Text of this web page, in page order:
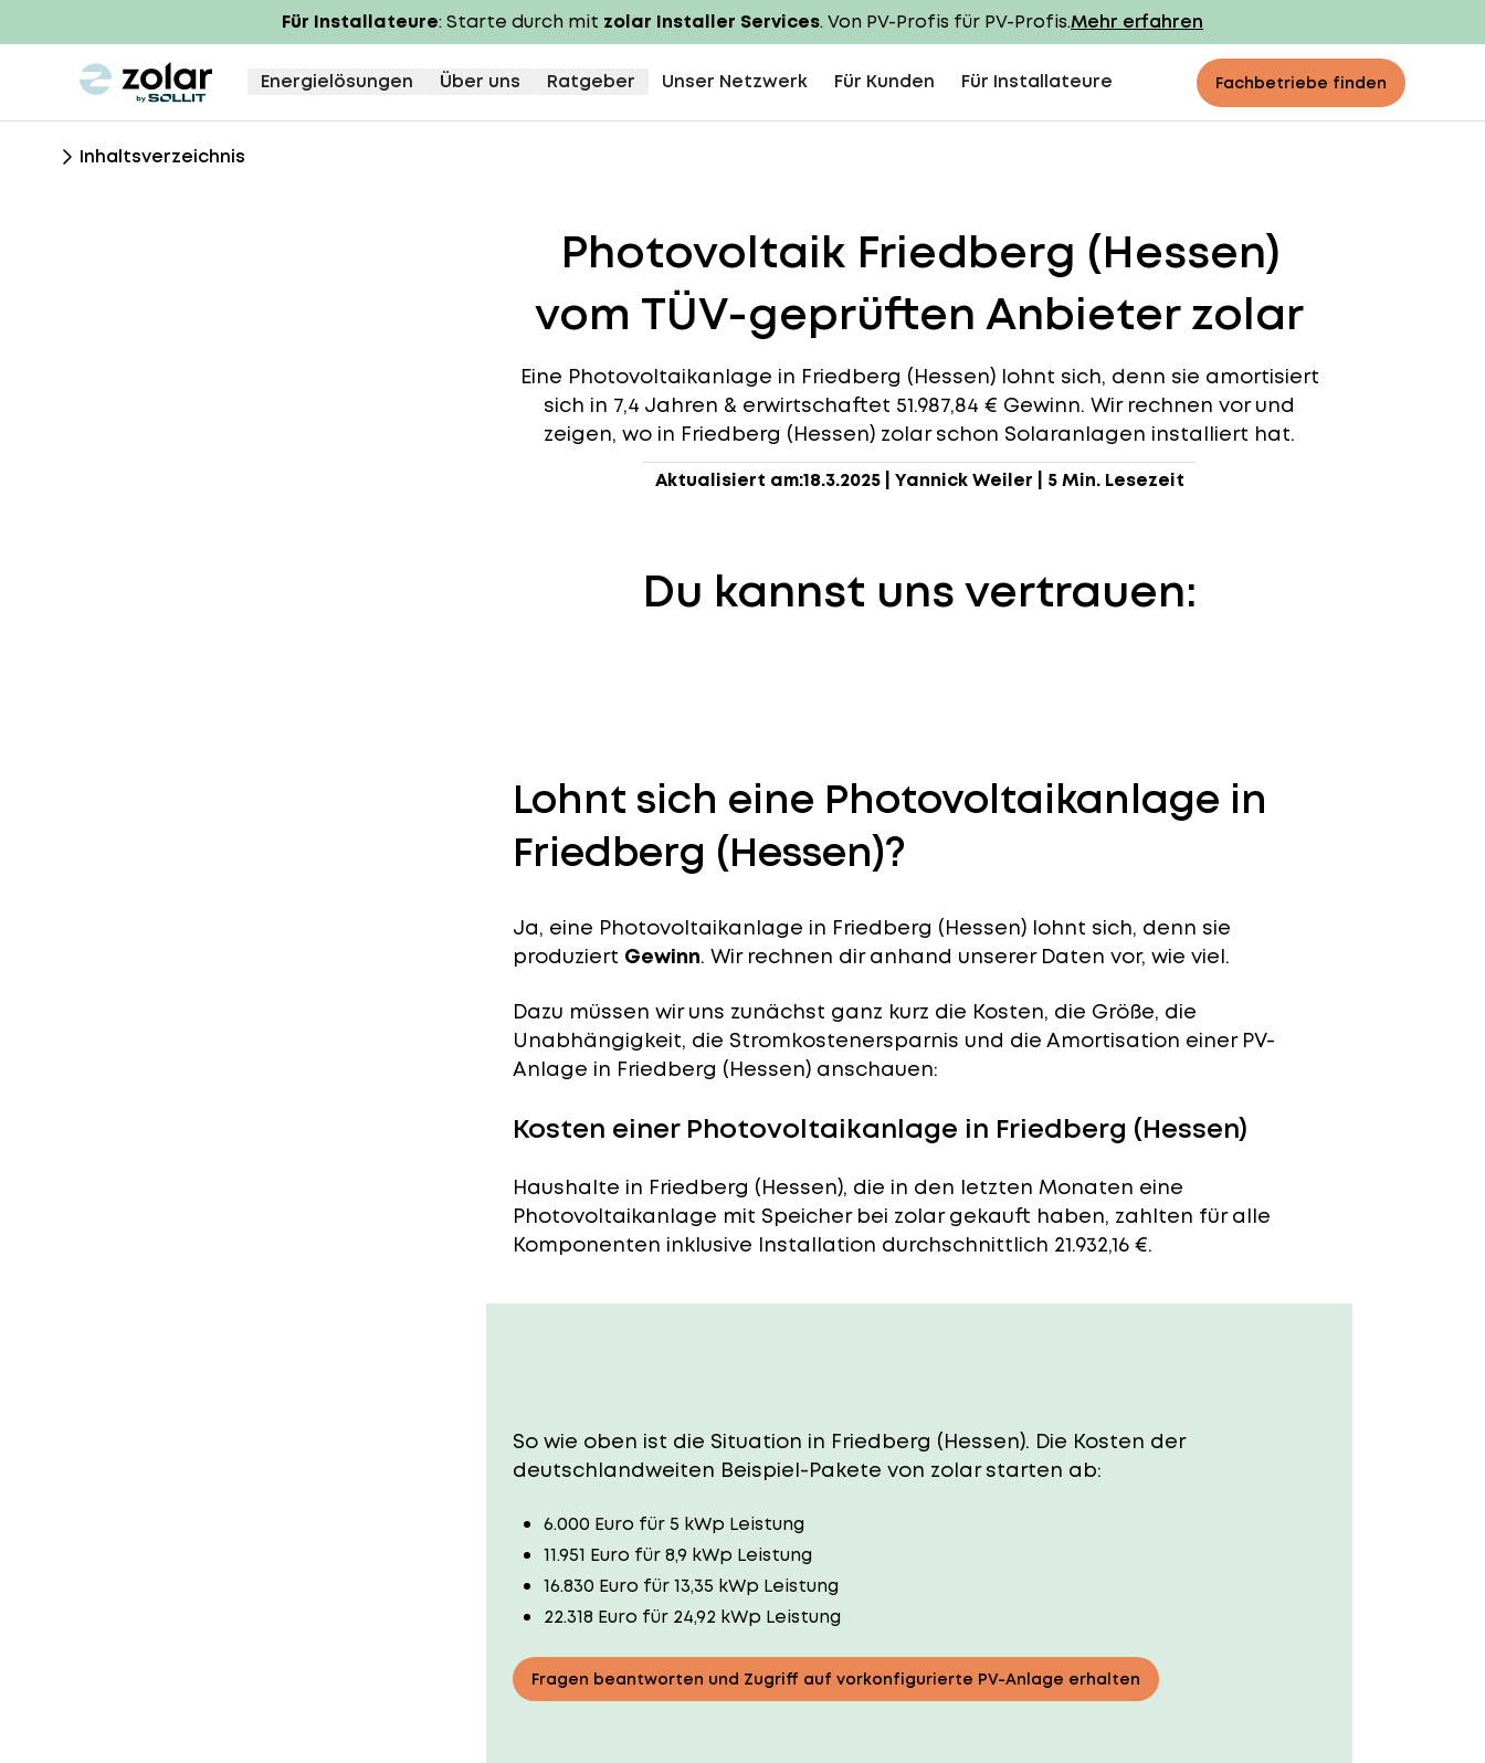
Für Installateure: Starte durch mit zolar Installer Services. Von PV-Profis für PV-Profis.Mehr erfahren
zolar logo Energielösungen Über uns Ratgeber Unser Netzwerk Für Kunden Für Installateure Fachbetriebe finden
Inhaltsverzeichnis
Photovoltaik Friedberg (Hessen)
vom TÜV-geprüften Anbieter zolar
Eine Photovoltaikanlage in Friedberg (Hessen) lohnt sich, denn sie amortisiert
sich in 7,4 Jahren & erwirtschaftet 51.987,84 € Gewinn. Wir rechnen vor und
zeigen, wo in Friedberg (Hessen) zolar schon Solaranlagen installiert hat.
Aktualisiert am:18.3.2025| Yannick Weiler 5 Min. Lesezeit
Du kannst uns vertrauen:
Lohnt sich eine Photovoltaikanlage in
Friedberg (Hessen)?
Ja, eine Photovoltaikanlage in Friedberg (Hessen) lohnt sich, denn sie
produziert Gewinn. Wir rechnen dir anhand unserer Daten vor, wie viel.
Dazu müssen wir uns zunächst ganz kurz die Kosten, die Größe, die
Unabhängigkeit, die Stromkostenersparnis und die Amortisation einer PV-
Anlage in Friedberg (Hessen) anschauen:
Kosten einer Photovoltaikanlage in Friedberg (Hessen)
Haushalte in Friedberg (Hessen), die in den letzten Monaten eine
Photovoltaikanlage mit Speicher bei zolar gekauft haben, zahlten für alle
Komponenten inklusive Installation durchschnittlich 21.932,16 €.
So wie oben ist die Situation in Friedberg (Hessen). Die Kosten der
deutschlandweiten Beispiel-Pakete von zolar starten ab:
6.000 Euro für 5 kWp Leistung
11.951 Euro für 8,9 kWp Leistung
16.830 Euro für 13,35 kWp Leistung
22.318 Euro für 24,92 kWp Leistung
Fragen beantworten und Zugriff auf vorkonfigurierte PV-Anlage erhalten